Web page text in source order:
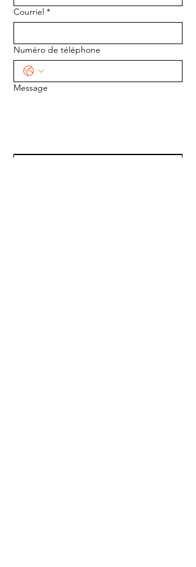
Courriel *
Numéro de téléphone
Message